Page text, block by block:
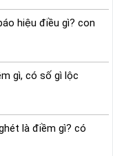
hiệu điều gì? con
gì, có số gì lộc
là điềm gì? có